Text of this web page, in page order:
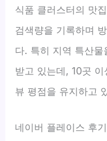
식품 클러스터의 맛
검색량을 기록하며
다. 특히 지역 특산
받고 있는데, 10곳
뷰 평점을 유지하고
네이버 플레이스 후